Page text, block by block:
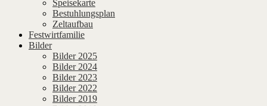
Speisekarte
Bestuhlungsplan
Zeltaufbau
Festwirtfamilie
Bilder
Bilder 2025
Bilder 2024
Bilder 2023
Bilder 2022
Bilder 2019